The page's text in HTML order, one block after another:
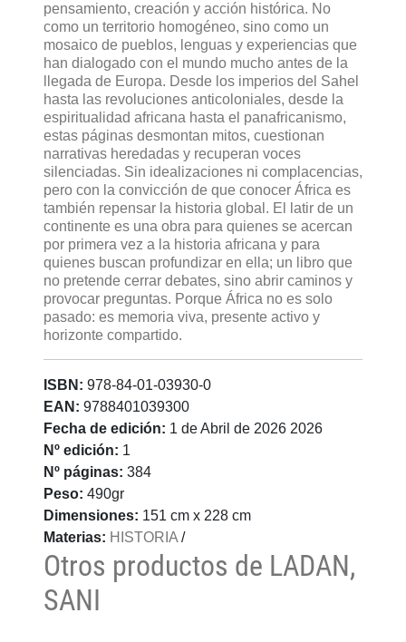
pensamiento, creación y acción histórica. No
como un territorio homogéneo, sino como un
mosaico de pueblos, lenguas y experiencias que
han dialogado con el mundo mucho antes de la
llegada de Europa. Desde los imperios del Sahel
hasta las revoluciones anticoloniales, desde la
espiritualidad africana hasta el panafricanismo,
estas páginas desmontan mitos, cuestionan
narrativas heredadas y recuperan voces
silenciadas. Sin idealizaciones ni complacencias,
pero con la convicción de que conocer África es
también repensar la historia global. El latir de un
continente es una obra para quienes se acercan
por primera vez a la historia africana y para
quienes buscan profundizar en ella; un libro que
no pretende cerrar debates, sino abrir caminos y
provocar preguntas. Porque África no es solo
pasado: es memoria viva, presente activo y
horizonte compartido.
ISBN: 978-84-01-03930-0
EAN: 9788401039300
Fecha de edición: 1 de Abril de 2026 2026
Nº edición: 1
Nº páginas: 384
Peso: 490gr
Dimensiones: 151 cm x 228 cm
Materias: HISTORIA /
Otros productos de LADAN,
SANI